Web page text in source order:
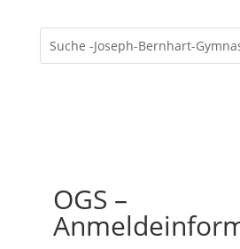
OGS –